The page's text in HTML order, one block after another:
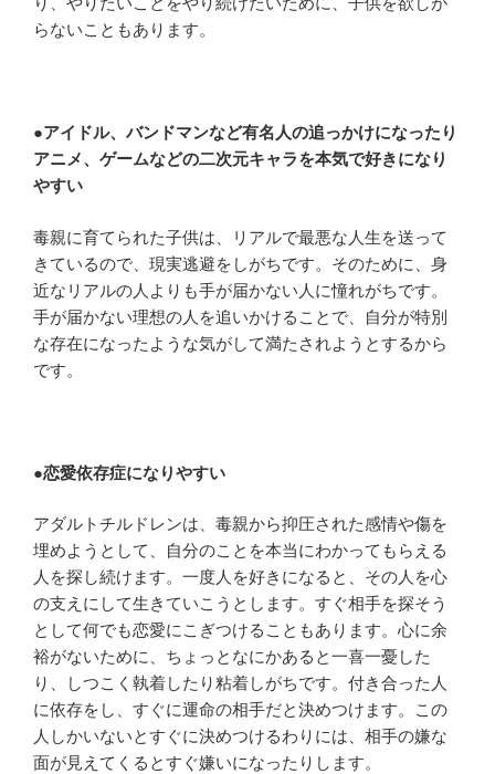
らないこともあります。
●アイドル、バンドマンなど有名人の追っかけになったり
アニメ、ゲームなどの二次元キャラを本気で好きになり
やすい
毒親に育てられた子供は、リアルで最悪な人生を送って
きているので、現実逃避をしがちです。そのために、身
近なリアルの人よりも手が届かない人に憧れがちです。
手が届かない理想の人を追いかけることで、自分が特別
な存在になったような気がして満たされようとするから
です。
●恋愛依存症になりやすい
アダルトチルドレンは、毒親から抑圧された感情や傷を
埋めようとして、自分のことを本当にわかってもらえる
人を探し続けます。一度人を好きになると、その人を心
の支えにして生きていこうとします。すぐ相手を探そう
として何でも恋愛にこぎつけることもあります。心に余
裕がないために、ちょっとなにかあると一喜一憂した
り、しつこく執着したり粘着しがちです。付き合った人
に依存をし、すぐに運命の相手だと決めつけます。この
人しかいないとすぐに決めつけるわりには、相手の嫌な
面が見えてくるとすぐ嫌いになったりします。